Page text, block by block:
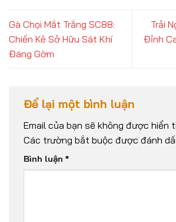
Gà Chọi Mắt Trắng SC88:
Chiến Kê Sở Hữu Sát Khí
Đáng Gờm
Trải
Đỉnh
Để lại một bình luận
Email của bạn sẽ không được hiển
Các trường bắt buộc được đánh
Bình luận *